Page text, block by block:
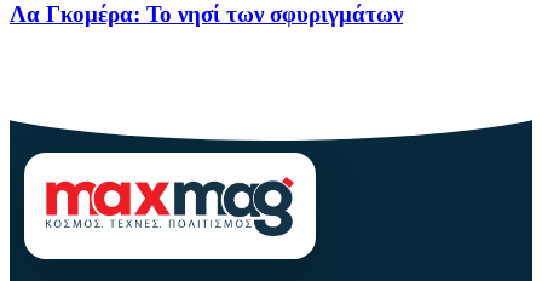
Λα Γκομέρα: Το νησί των σφυριγμάτων